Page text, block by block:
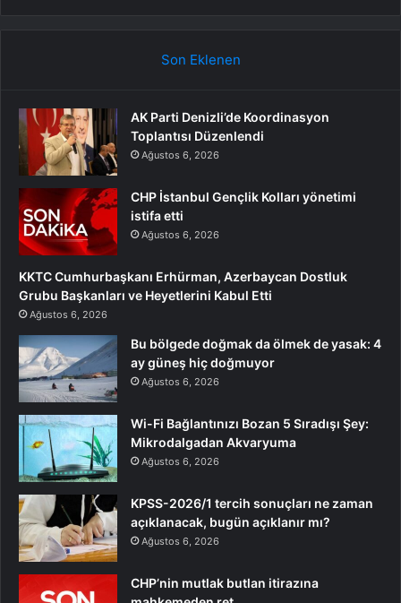
Son Eklenen
AK Parti Denizli’de Koordinasyon
Toplantısı Düzenlendi
Ağustos 6, 2026
CHP İstanbul Gençlik Kolları yönetimi
istifa etti
Ağustos 6, 2026
KKTC Cumhurbaşkanı Erhürman, Azerbaycan Dostluk
Grubu Başkanları ve Heyetlerini Kabul Etti
Ağustos 6, 2026
Bu bölgede doğmak da ölmek de yasak: 4
ay güneş hiç doğmuyor
Ağustos 6, 2026
Wi-Fi Bağlantınızı Bozan 5 Sıradışı Şey:
Mikrodalgadan Akvaryuma
Ağustos 6, 2026
KPSS-2026/1 tercih sonuçları ne zaman
açıklanacak, bugün açıklanır mı?
Ağustos 6, 2026
CHP’nin mutlak butlan itirazına